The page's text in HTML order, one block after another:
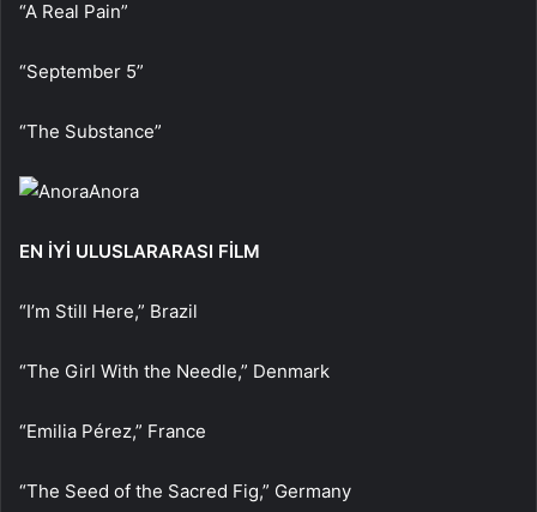
“A Real Pain”
“September 5”
“The Substance”
Anora
EN İYİ ULUSLARARASI FİLM
“I’m Still Here,” Brazil
“The Girl With the Needle,” Denmark
“Emilia Pérez,” France
“The Seed of the Sacred Fig,” Germany